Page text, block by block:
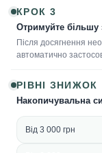
КРОК 3
Отримуйте більшу
Після досягнення
автоматично
РІВНІ ЗНИЖОК
Накопичувальна
Від 3 000 грн